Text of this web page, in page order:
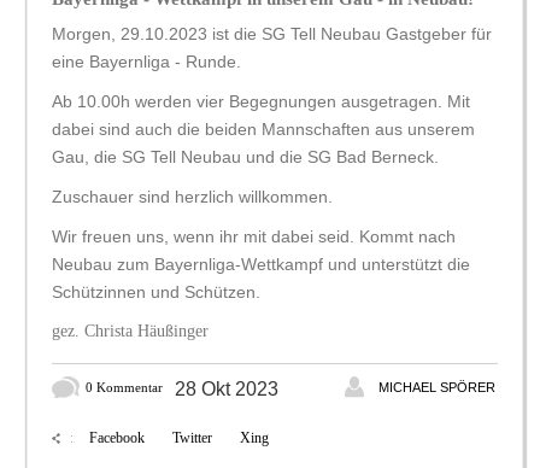
Morgen, 29.10.2023 ist die SG Tell Neubau Gastgeber für
eine Bayernliga - Runde.
Ab 10.00h werden vier Begegnungen ausgetragen. Mit
dabei sind auch die beiden Mannschaften aus unserem
Gau, die SG Tell Neubau und die SG Bad Berneck.
Zuschauer sind herzlich willkommen.
Wir freuen uns, wenn ihr mit dabei seid. Kommt nach
Neubau zum Bayernliga-Wettkampf und unterstützt die
Schützinnen und Schützen.
gez. Christa Häußinger
28 Okt 2023
0 Kommentar MICHAEL SPÖRER
: Facebook Twitter Xing